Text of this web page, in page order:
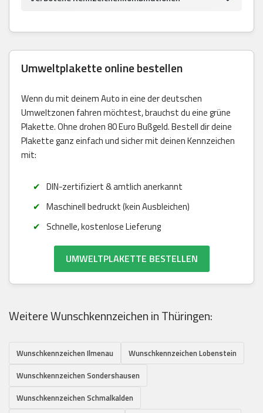
Umweltplakette online bestellen
Wenn du mit deinem Auto in eine der deutschen
Umweltzonen fahren möchtest, brauchst du eine grüne
Plakette. Ohne drohen 80 Euro Bußgeld. Bestell dir deine
Plakette ganz einfach und sicher mit deinen Kennzeichen
mit:
DIN-zertifiziert & amtlich anerkannt
Maschinell bedruckt (kein Ausbleichen)
Schnelle, kostenlose Lieferung
UMWELTPLAKETTE BESTELLEN
Weitere Wunschkennzeichen in Thüringen:
Wunschkennzeichen Ilmenau
Wunschkennzeichen Lobenstein
Wunschkennzeichen Sondershausen
Wunschkennzeichen Schmalkalden